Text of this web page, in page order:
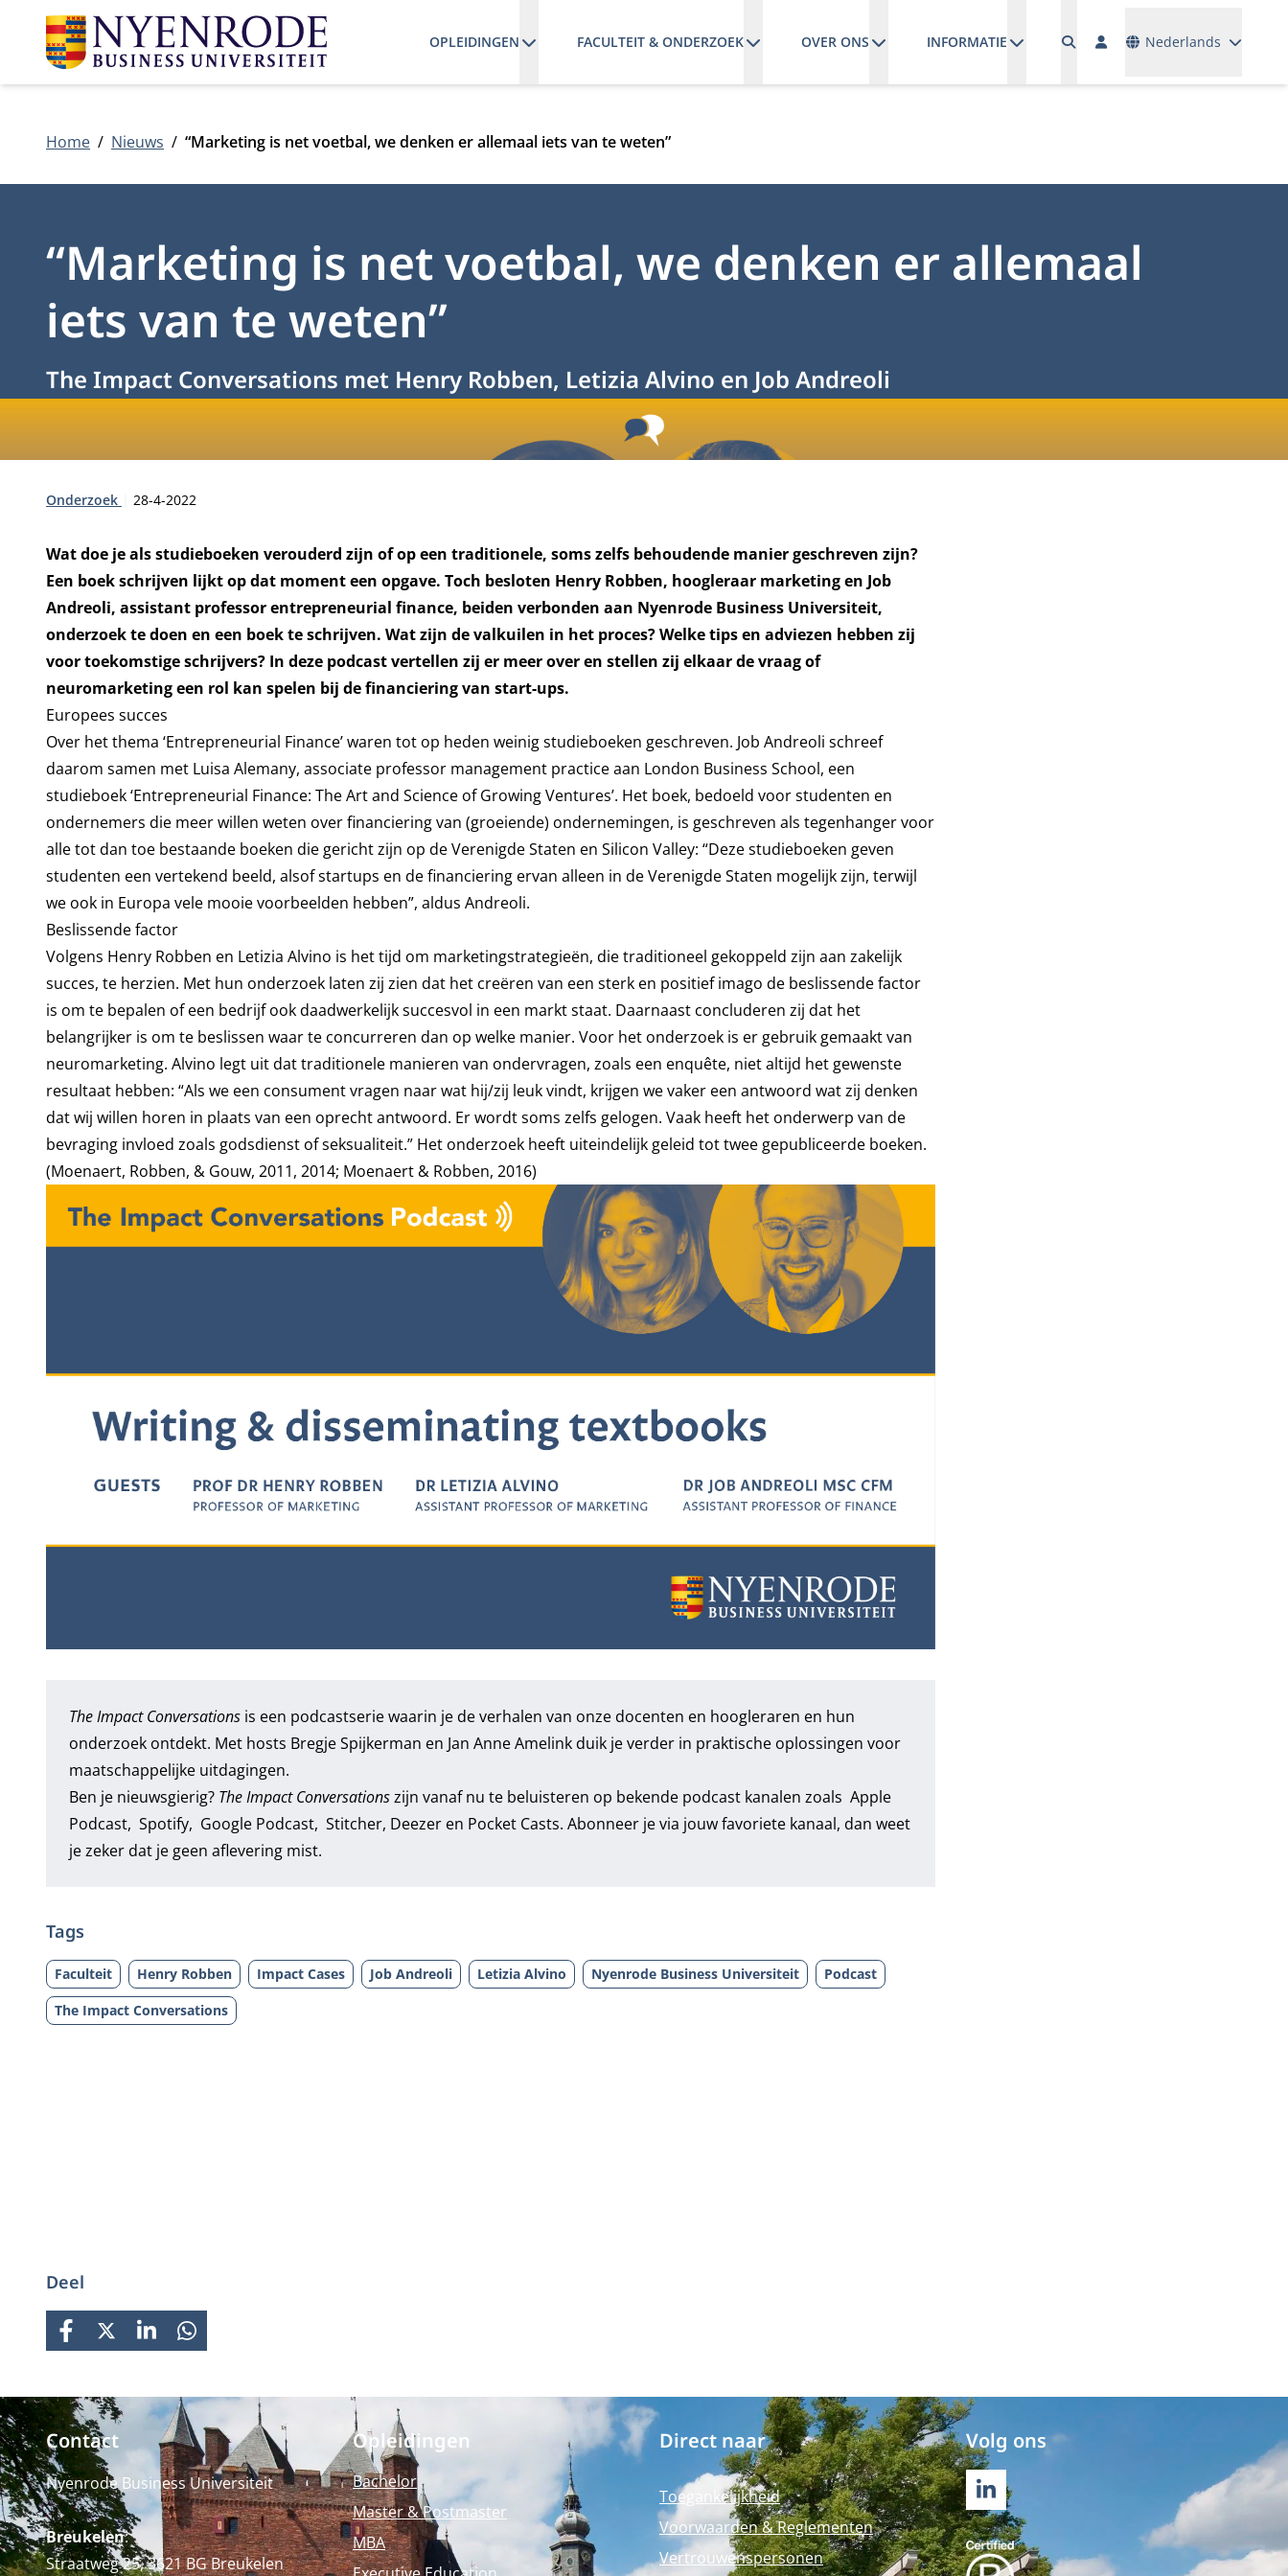
OPLEIDINGEN FACULTEIT & ONDERZOEK OVER ONS INFORMATIE Nederlands
Home Nieuws “Marketing is net voetbal, we denken er allemaal iets van te weten”
“Marketing is net voetbal, we denken er allemaal
iets van te weten”
The Impact Conversations met Henry Robben, Letizia Alvino en Job Andreoli
Type:
Onderzoek Publicatiedatum:
28-4-2022
Wat doe je als studieboeken verouderd zijn of op een traditionele, soms zelfs behoudende manier geschreven zijn?
Een boek schrijven lijkt op dat moment een opgave. Toch besloten Henry Robben, hoogleraar marketing en Job
Andreoli, assistant professor entrepreneurial finance, beiden verbonden aan Nyenrode Business Universiteit,
onderzoek te doen en een boek te schrijven. Wat zijn de valkuilen in het proces? Welke tips en adviezen hebben zij
voor toekomstige schrijvers? In deze podcast vertellen zij er meer over en stellen zij elkaar de vraag of
neuromarketing een rol kan spelen bij de financiering van start-ups.
Europees succes
Over het thema ‘Entrepreneurial Finance’ waren tot op heden weinig studieboeken geschreven. Job Andreoli schreef
daarom samen met Luisa Alemany, associate professor management practice aan London Business School, een
studieboek ‘Entrepreneurial Finance: The Art and Science of Growing Ventures’. Het boek, bedoeld voor studenten en
ondernemers die meer willen weten over financiering van (groeiende) ondernemingen, is geschreven als tegenhanger voor
alle tot dan toe bestaande boeken die gericht zijn op de Verenigde Staten en Silicon Valley: “Deze studieboeken geven
studenten een vertekend beeld, alsof startups en de financiering ervan alleen in de Verenigde Staten mogelijk zijn, terwijl
we ook in Europa vele mooie voorbeelden hebben”, aldus Andreoli.
Beslissende factor
Volgens Henry Robben en Letizia Alvino is het tijd om marketingstrategieën, die traditioneel gekoppeld zijn aan zakelijk
succes, te herzien. Met hun onderzoek laten zij zien dat het creëren van een sterk en positief imago de beslissende factor
is om te bepalen of een bedrijf ook daadwerkelijk succesvol in een markt staat. Daarnaast concluderen zij dat het
belangrijker is om te beslissen waar te concurreren dan op welke manier. Voor het onderzoek is er gebruik gemaakt van
neuromarketing. Alvino legt uit dat traditionele manieren van ondervragen, zoals een enquête, niet altijd het gewenste
resultaat hebben: “Als we een consument vragen naar wat hij/zij leuk vindt, krijgen we vaker een antwoord wat zij denken
dat wij willen horen in plaats van een oprecht antwoord. Er wordt soms zelfs gelogen. Vaak heeft het onderwerp van de
bevraging invloed zoals godsdienst of seksualiteit.” Het onderzoek heeft uiteindelijk geleid tot twee gepubliceerde boeken.
(Moenaert, Robben, & Gouw, 2011, 2014; Moenaert & Robben, 2016)
The Impact Conversations is een podcastserie waarin je de verhalen van onze docenten en hoogleraren en hun
onderzoek ontdekt. Met hosts Bregje Spijkerman en Jan Anne Amelink duik je verder in praktische oplossingen voor
maatschappelijke uitdagingen.
Ben je nieuwsgierig?The Impact Conversationszijn vanaf nu te beluisteren op bekende podcast kanalen zoals Apple
Podcast, Spotify, Google Podcast, Stitcher, Deezeren Pocket Casts. Abonneer je via jouw favoriete kanaal, dan weet
je zeker dat je geen aflevering mist.
Tags
Faculteit Henry Robben Impact Cases Job Andreoli Letizia Alvino Nyenrode Business Universiteit
Podcast
The Impact Conversations
Deel
FACEBOOK
X LINKEDINWHATSAPP
Contact
Nyenrode Business Universiteit
Breukelen:
Straatweg 25, 3621 BG Breukelen
Opleidingen
Bachelor
Master & Postmaster
MBA
Direct naar
Toegankelijkheid
Voorwaarden & Reglementen
Vertrouwenspersonen
Volg ons
LINKEDIN